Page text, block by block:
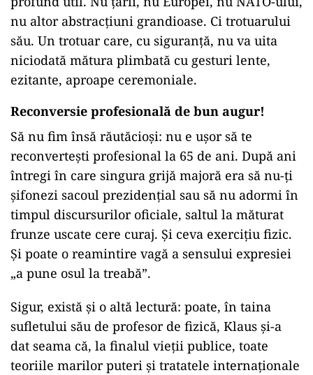
nu altor abstracțiuni grandioase. Ci trotuarului
său. Un trotuar care, cu siguranță, nu va uita
niciodată mătura plimbată cu gesturi lente,
ezitante, aproape ceremoniale.
Reconversie profesională de bun augur!
Să nu fim însă răutăcioși: nu e ușor să te
reconvertești profesional la 65 de ani. După ani
întregi în care singura grijă majoră era să nu-ți
șifonezi sacoul prezidențial sau să nu adormi în
timpul discursurilor oficiale, saltul la măturat
frunze uscate cere curaj. Și ceva exercițiu fizic.
Și poate o reamintire vagă a sensului expresiei
„a pune osul la treabă”.
Sigur, există și o altă lectură: poate, în taina
sufletului său de profesor de fizică, Klaus și-a
dat seama că, la finalul vieții publice, toate
teoriile marilor puteri și tratatele internaționale